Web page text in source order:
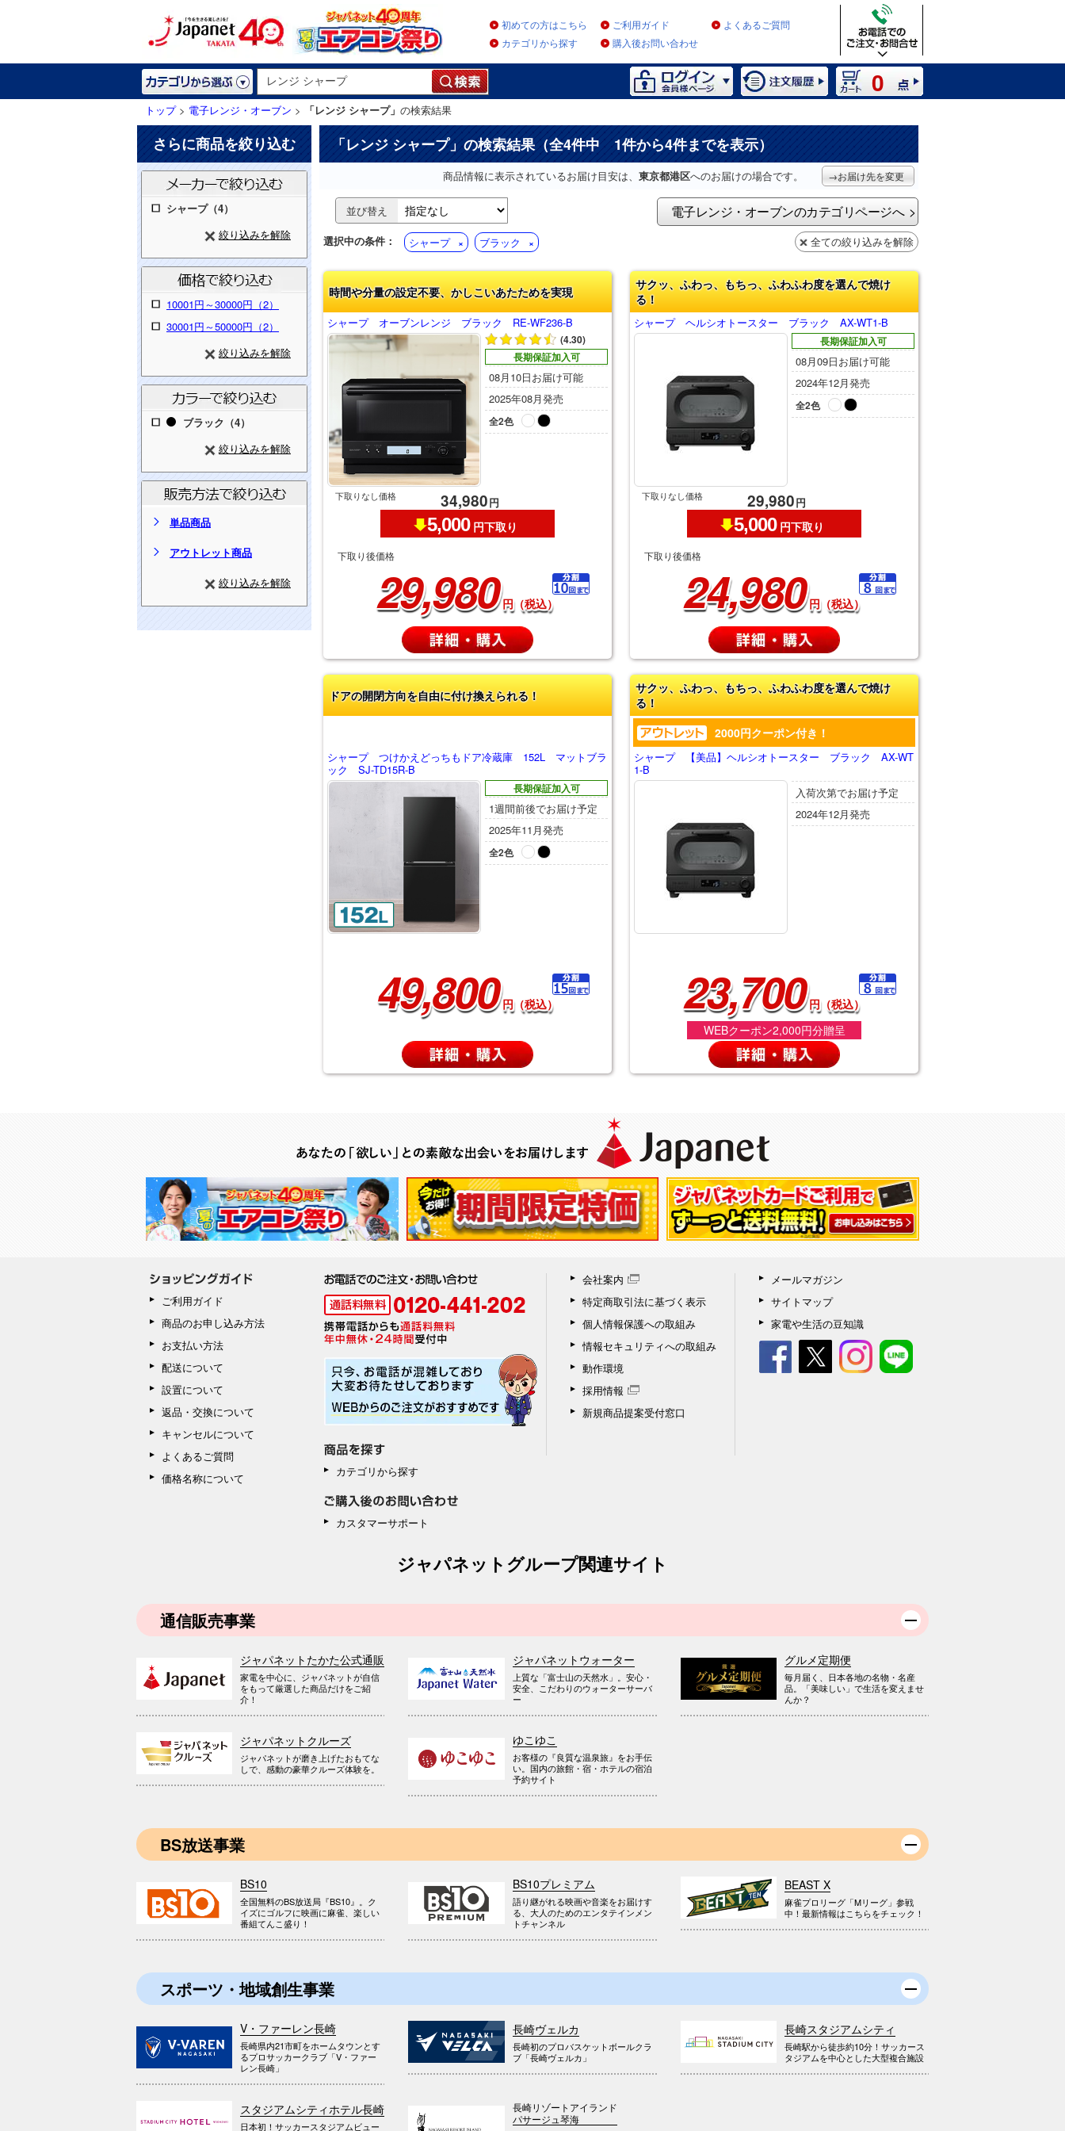
初めての方はこちら ご利用ガイド
よくあるご質問
カテゴリから探す
購入後お問い合わせ
0
トップ> 電子レンジ・オーブン > 「レンジ シャープ」 の検索結果
さらに商品を絞り込む
シャープ（4）
絞り込みを解除
10001円～30000円（2）
30001円～50000円（2）
絞り込みを解除
ブラック（4）
絞り込みを解除
単品商品
アウトレット商品
絞り込みを解除
「レンジ シャープ」の検索結果（全4件中 1件から4件までを表示）
商品情報に表示されているお届け目安は、 東京都港区へのお届けの場合です。 →お届け先を変更
並び替え 電子レンジ・オーブンのカテゴリページへ
選択中の条件： シャープ ブラック 全ての絞り込みを解除
時間や分量の設定不要、かしこいあたためを実現
シャープ オーブンレンジ ブラック RE-WF236-B
(4.30)
長期保証加入可
08月10日お届け可能
2025年08月発売
全2色
下取りなし価格 34,980円
5,000 円下取り
下取り後価格
29,980 円（税込）
サクッ、ふわっ、もちっ、ふわふわ度を選んで焼け
る！
シャープ ヘルシオトースター ブラック AX-WT1-B
長期保証加入可
08月09日お届け可能
2024年12月発売
全2色
下取りなし価格 29,980円
5,000 円下取り
下取り後価格
24,980 円（税込）
ドアの開閉方向を自由に付け換えられる！
シャープ つけかえどっちもドア冷蔵庫 152L マットブラ
ック SJ-TD15R-B
長期保証加入可
1週間前後でお届け予定
2025年11月発売
全2色
49,800 円（税込）
サクッ、ふわっ、もちっ、ふわふわ度を選んで焼け
る！
2000円クーポン付き！
シャープ 【美品】ヘルシオトースター ブラック AX-WT
1-B
入荷次第でお届け予定
2024年12月発売
23,700 円（税込）
WEBクーポン2,000円分贈呈
ご利用ガイド
商品のお申し込み方法
お支払い方法
配送について
設置について
返品・交換について
キャンセルについて
よくあるご質問
価格名称について
カテゴリから探す
カスタマーサポート
会社案内
特定商取引法に基づく表示
個人情報保護への取組み
情報セキュリティへの取組み
動作環境
採用情報
新規商品提案受付窓口
メールマガジン
サイトマップ
家電や生活の豆知識
ジャパネットグループ関連サイト
通信販売事業
ジャパネットたかた公式通販
家電を中心に、ジャパネットが自信
をもって厳選した商品だけをご紹
介！
ジャパネットウォーター
上質な「富士山の天然水」。安心・
安全、こだわりのウォーターサーバ
ー
グルメ定期便
毎月届く、日本各地の名物・名産
品。「美味しい」で生活を変えませ
んか？
ジャパネットクルーズ
ジャパネットが磨き上げたおもてな
しで、感動の豪華クルーズ体験を。
ゆこゆこ
お客様の『良質な温泉旅』をお手伝
い。国内の旅館・宿・ホテルの宿泊
予約サイト
BS放送事業
BS10
全国無料のBS放送局『BS10』。ク
イズにゴルフに映画に麻雀、楽しい
番組てんこ盛り！
BS10プレミアム
語り継がれる映画や音楽をお届けす
る、大人のためのエンタテインメン
トチャンネル
BEAST X
麻雀プロリーグ「Mリーグ」参戦
中！最新情報はこちらをチェック！
スポーツ・地域創生事業
V・ファーレン長崎
長崎県内21市町をホームタウンとす
るプロサッカークラブ「V・ファー
レン長崎」
長崎ヴェルカ
長崎初のプロバスケットボールクラ
ブ「長崎ヴェルカ」
長崎スタジアムシティ
長崎駅から徒歩約10分！サッカース
タジアムを中心とした大型複合施設
スタジアムシティホテル長崎
日本初！サッカースタジアムビュー
長崎リゾートアイランド
パサージュ琴海